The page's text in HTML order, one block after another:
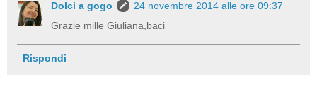
Dolci a gogo
24 novembre 2014 alle ore 09:37
Grazie mille Giuliana,baci
Rispondi